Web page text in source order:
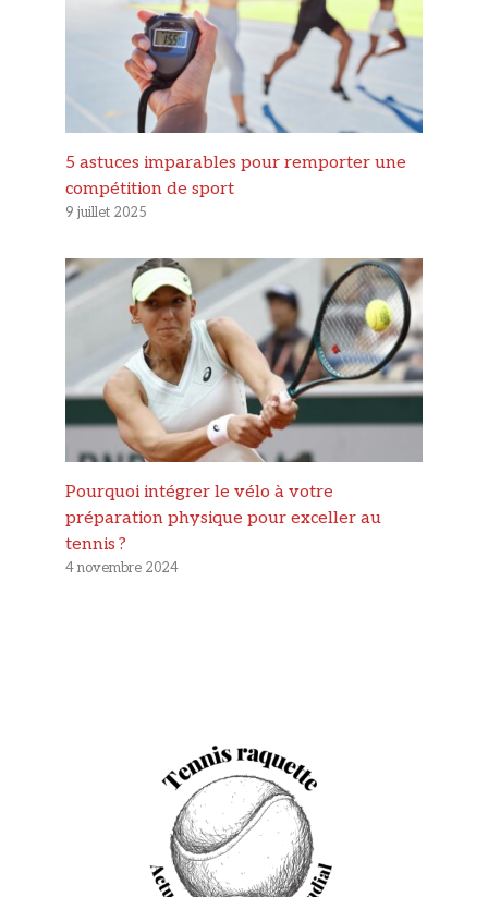
5 astuces imparables pour remporter une
compétition de sport
9 juillet 2025
Pourquoi intégrer le vélo à votre
préparation physique pour exceller au
tennis ?
4 novembre 2024